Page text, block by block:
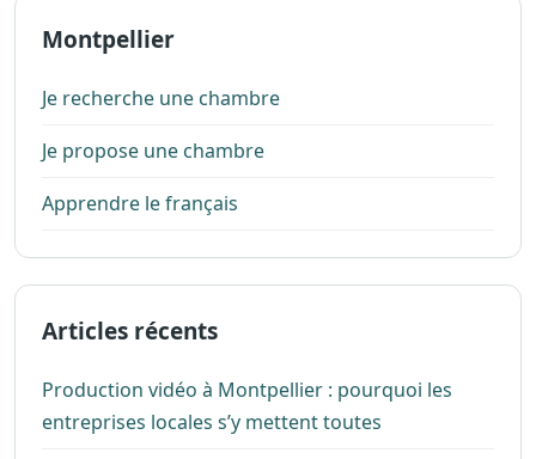
Montpellier
Je recherche une chambre
Je propose une chambre
Apprendre le français
Articles récents
Production vidéo à Montpellier : pourquoi les
entreprises locales s’y mettent toutes